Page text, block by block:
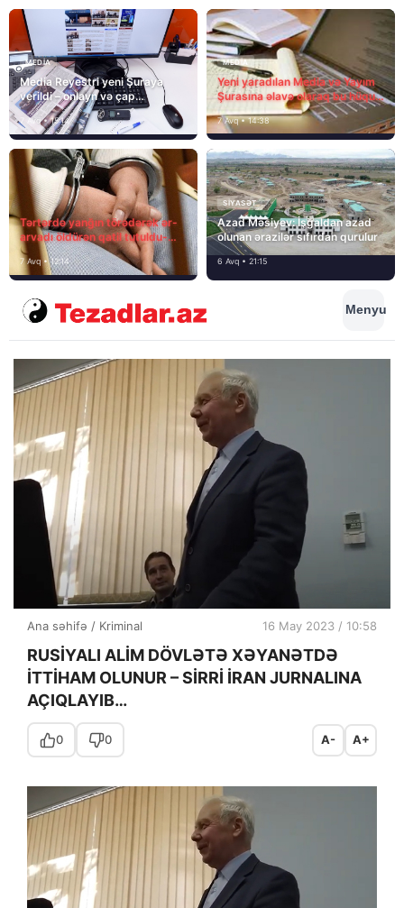
MEDİA
Media Reyestri yeni Şuraya
verildi – onlayn və çap
mediasını nə gözləyir?
7 Avq • 15:14
MEDİA
Yeni yaradılan Media və Yayım
Şurasına əlavə olaraq bu hüquq
və vəzifələr də verilib
7 Avq • 14:38
Tərtərdə yanğın törədərək ər-
arvadı öldürən qatil tutuldu-
SON DƏQİQƏ
7 Avq • 12:14
SIYASƏT
Azad Məsiyev: İşğaldan azad
olunan ərazilər sıfırdan qurulur
6 Avq • 21:15
Menyu
Ana səhifə / Kriminal 16 May 2023 / 10:58
RUSİYALI ALİM DÖVLƏTƏ XƏYANƏTDƏ
İTTİHAM OLUNUR – SİRRİ İRAN JURNALINA
AÇIQLAYIB…
0 0 A- A+